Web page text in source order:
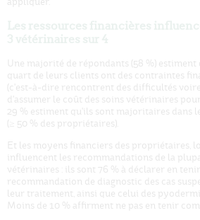
Une majorité de répondants (58 %) estiment
quart de leurs clients ont des contraintes
(c'est-à-dire rencontrent des difficultés
d'assumer le coût des soins vétérinaires
29 % estiment qu'ils sont majoritaires dans
(≥ 50 % des propriétaires).
Et les moyens financiers des propriétaires,
influencent les recommandations de la
vétérinaires : ils sont 76 % à déclarer en
recommandation de diagnostic des cas
leur traitement, ainsi que celui des
Moins de 10 % affirment ne pas en tenir